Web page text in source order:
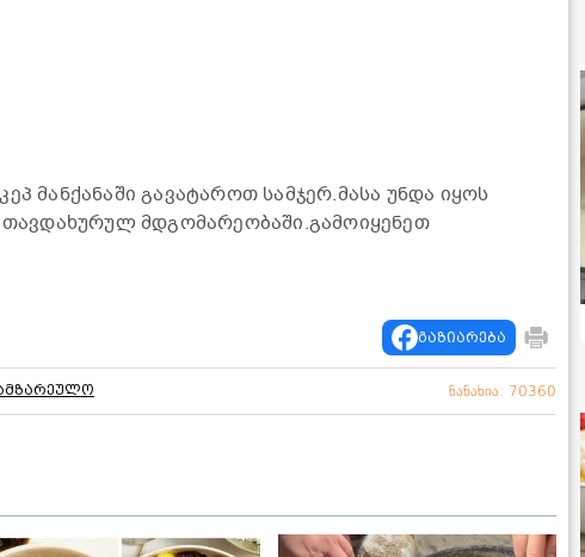
მანქანაში გავატაროთ სამჯერ.მასა უნდა იყოს
თავდახურულ მდგომარეობაში.გამოიყენეთ
გაზიარება
ნანახია: 70360